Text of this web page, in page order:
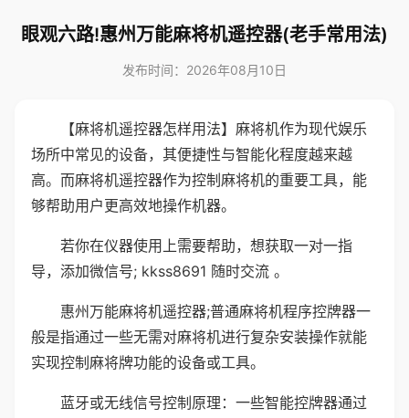
眼观六路!惠州万能麻将机遥控器(老手常用法)
发布时间：2026年08月10日
【麻将机遥控器怎样用法】麻将机作为现代娱乐
场所中常见的设备，其便捷性与智能化程度越来越
高。而麻将机遥控器作为控制麻将机的重要工具，能
够帮助用户更高效地操作机器。
若你在仪器使用上需要帮助，想获取一对一指
导，添加微信号; kkss8691 随时交流 。
惠州万能麻将机遥控器;普通麻将机程序控牌器一
般是指通过一些无需对麻将机进行复杂安装操作就能
实现控制麻将牌功能的设备或工具。
蓝牙或无线信号控制原理：一些智能控牌器通过